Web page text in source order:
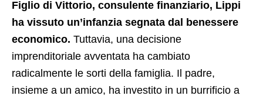
Figlio di Vittorio, consulente finanziario, Lippi
ha vissuto un’infanzia segnata dal benessere
economico. Tuttavia, una decisione
imprenditoriale avventata ha cambiato
radicalmente le sorti della famiglia. Il padre,
insieme a un amico, ha investito in un burrificio a